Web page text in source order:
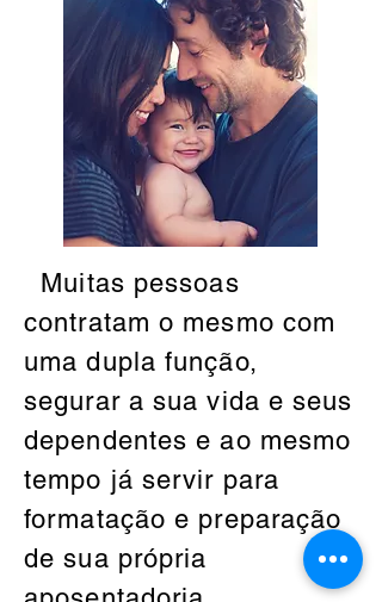
Muitas pessoas
contratam o mesmo com
uma dupla função,
segurar a sua vida e seus
dependentes e ao mesmo
tempo já servir para
formatação e preparação
de sua própria